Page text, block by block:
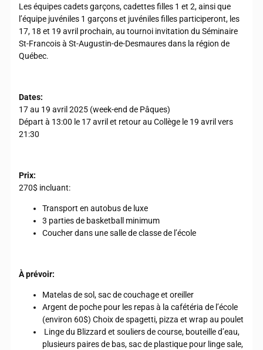
Les équipes cadets garçons, cadettes filles 1 et 2, ainsi que
l’équipe juvéniles 1 garçons et juvéniles filles participeront, les
17, 18 et 19 avril prochain, au tournoi invitation du Séminaire
St-Francois à St-Augustin-de-Desmaures dans la région de
Québec.
Dates:
17 au 19 avril 2025 (week-end de Pâques)
Départ à 13:00 le 17 avril et retour au Collège le 19 avril vers
21:30
Prix:
270$ incluant:
Transport en autobus de luxe
3 parties de basketball minimum
Coucher dans une salle de classe de l’école
Àprévoir:
Matelas de sol, sac de couchage et oreiller
Argent de poche pour les repas à la cafétéria de l’école
(environ 60$) Choix de spagetti, pizza et wrap au poulet
Linge du Blizzard et souliers de course, bouteille d’eau,
plusieurs paires de bas, sac de plastique pour linge sale,